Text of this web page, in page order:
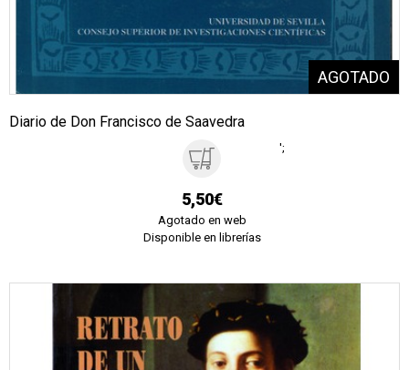
Diario de Don Francisco de Saavedra
5,50€
Agotado en web
Disponible en librerías
';